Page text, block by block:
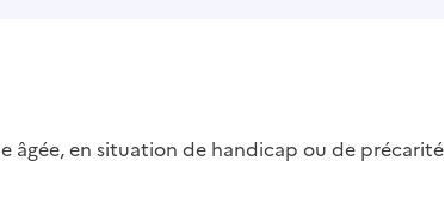
âgée, en situation de handicap ou de précarité